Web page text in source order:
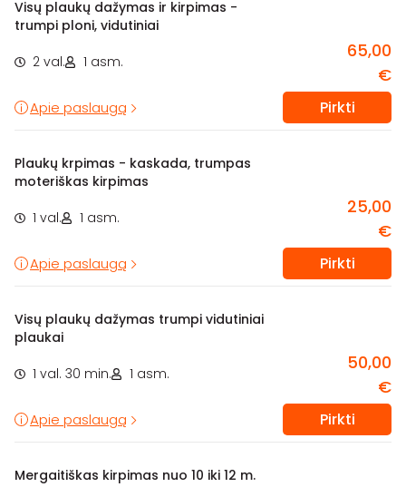
Visų plaukų dažymas ir kirpimas -
trumpi ploni, vidutiniai
2 val. 1 asm.
65,00
€
Apie paslaugą Pirkti
Plaukų krpimas - kaskada, trumpas
moteriškas kirpimas
1 val. 1 asm.
25,00
€
Apie paslaugą Pirkti
Visų plaukų dažymas trumpi vidutiniai
plaukai
1 val. 30 min. 1 asm.
50,00
€
Apie paslaugą Pirkti
Mergaitiškas kirpimas nuo 10 iki 12 m.